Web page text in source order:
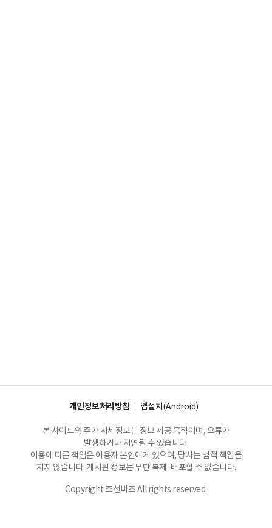
개인정보처리방침 앱설치(Android)
본 사이트의 주가 시세정보는 정보 제공 목적이며, 오류가
발생하거나 지연될 수 있습니다.
이용에 따른 책임은 이용자 본인에게 있으며, 당사는 법적 책임을
지지 않습니다. 게시된 정보는 무단 복제·배포할 수 없습니다.
Copyright 조선비즈 All rights reserved.